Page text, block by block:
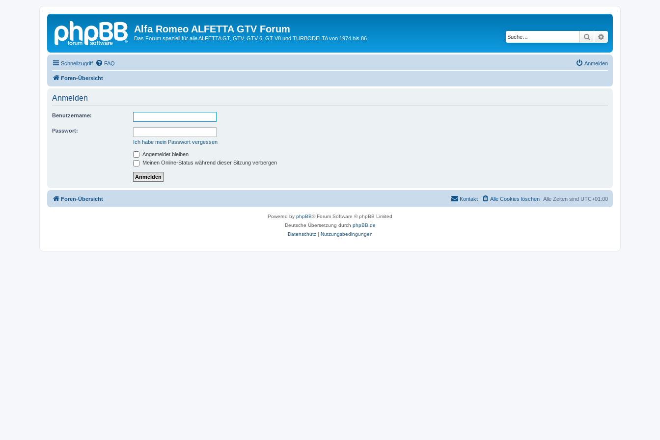
Alfa Romeo ALFETTA GTV Forum
Das Forum speziell für alle ALFETTA GT, GTV, GTV 6, GT V8 und TURBODELTA von 1974 bis 86 Suche
Schnellzugriff FAQ Anmelden
Foren-Übersicht
Anmelden
Benutzername:
Passwort:
Ich habe mein Passwort vergessen
Angemeldet bleiben
Meinen Online-Status während dieser Sitzung verbergen
Foren-Übersicht Alle Zeiten sind UTC+01:00
Alle Cookies löschen
Kontakt
Powered by phpBB® Forum Software © phpBB Limited
Deutsche Übersetzung durch phpBB.de
Datenschutz| Nutzungsbedingungen